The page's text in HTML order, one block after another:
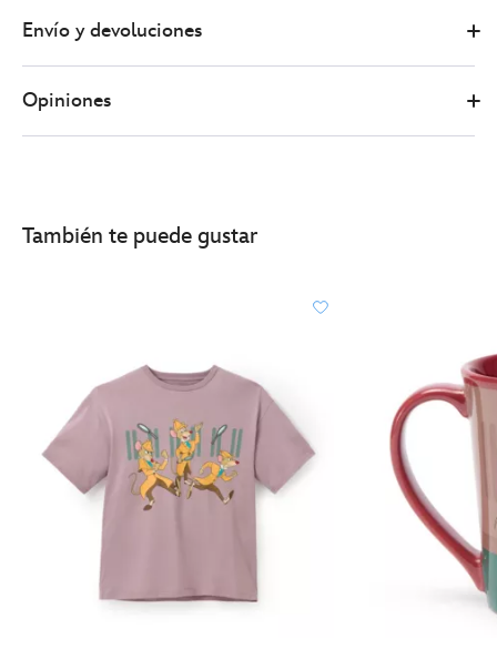
olivia-
raton-
superdetective-
http://schema.org/InStock
Envío y devoluciones
Opiniones
También te puede gustar